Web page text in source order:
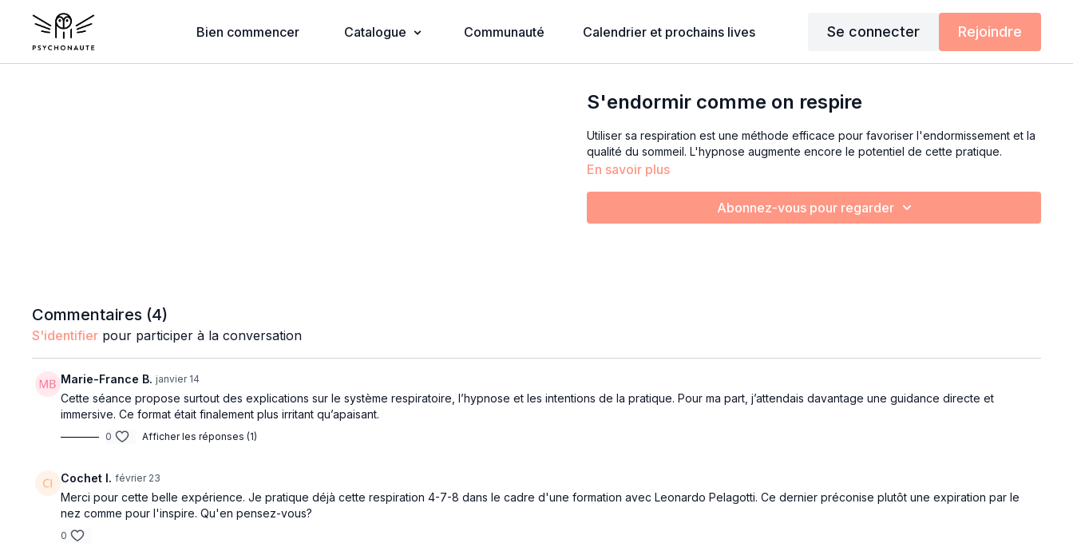
Bien commencer Catalogue Communauté Calendrier et prochains lives Se connecter Rejoindre
S'endormir comme on respire
Utiliser sa respiration est une méthode efficace pour favoriser l'endormissement et la
qualité du sommeil. L'hypnose augmente encore le potentiel de cette pratique.
En savoir plus
Abonnez-vous pour regarder
Commentaires (4)
S'identifier pour participer à la conversation
Marie-France B. janvier 14
Cette séance propose surtout des explications sur le système respiratoire, l’hypnose et les intentions de la pratique. Pour ma part, j’attendais davantage une guidance directe et
immersive. Ce format était finalement plus irritant qu’apaisant.
0 Afficher les réponses (1)
Cochet I. février 23
Merci pour cette belle expérience. Je pratique déjà cette respiration 4-7-8 dans le cadre d'une formation avec Leonardo Pelagotti. Ce dernier préconise plutôt une expiration par le
nez comme pour l'inspire. Qu'en pensez-vous?
0